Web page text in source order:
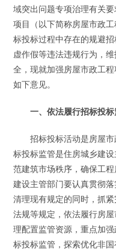
域突出问题专项治理有关
项目（以下简称房屋市政
标投标过程中存在的规避
虚作假等违法违规行为，
全，现就加强房屋市政工
如下意见。
一、依法履行招标投
招标投标活动是房屋市
标投标监管是住房城乡建
范建筑市场秩序，确保工
建设主管部门要认真贯彻
清理现有规定的同时，抓
法规等规定，依法履行房
理配置监管资源，重点加
标投标监管，探索优化非